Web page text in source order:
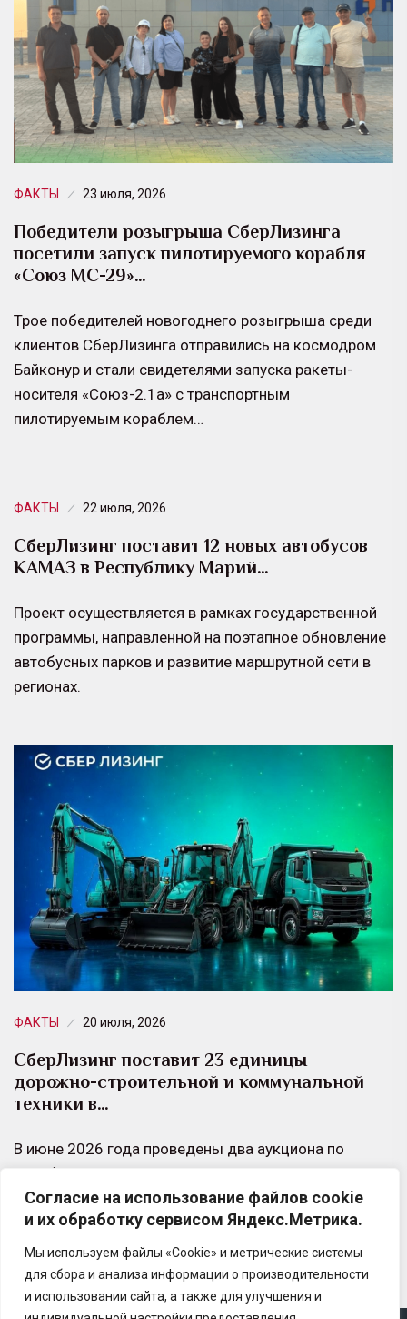
Согласие на использование файлов cookie
и их обработку сервисом Яндекс.Метрика.
Мы используем файлы «Cookie» и метрические системы
для сбора и анализа информации о производительности
и использовании сайта, а также для улучшения и
ФАКТЫ 23 июля, 2026
Победители розыгрыша СберЛизинга
посетили запуск пилотируемого корабля
«Союз МС-29»…
Трое победителей новогоднего розыгрыша среди
клиентов СберЛизинга отправились на космодром
Байконур и стали свидетелями запуска ракеты-
носителя «Союз-2.1а» с транспортным
пилотируемым кораблем…
ФАКТЫ 22 июля, 2026
СберЛизинг поставит 12 новых автобусов
КАМАЗ в Республику Марий…
Проект осуществляется в рамках государственной
программы, направленной на поэтапное обновление
автобусных парков и развитие маршрутной сети в
регионах.
ФАКТЫ 20 июля, 2026
СберЛизинг поставит 23 единицы
дорожно-строительной и коммунальной
техники в…
В июне 2026 года проведены два аукциона по
приобретению техники для города. Условия
поставки, которые предложил СберЛизинг,
оказались наиболее привлекательными для…